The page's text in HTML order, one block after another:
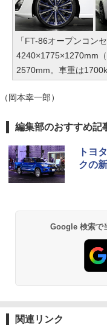
「FT-86オープンコン
4240×1775×1270mm
2570mm。車重は
（岡本幸一郎）
編集部のおすすめ記
トヨ
クの
Google 検索で
関連リンク